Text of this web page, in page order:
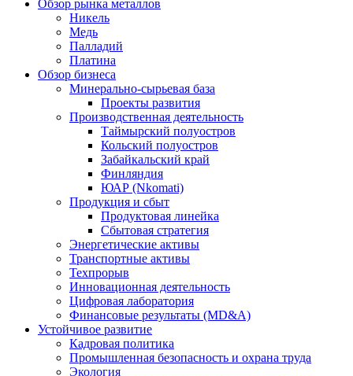
Обзор рынка металлов
Никель
Медь
Палладий
Платина
Обзор бизнеса
Минерально-сырьевая база
Проекты развития
Производственная деятельность
Таймырский полуостров
Кольский полуостров
Забайкальский край
Финляндия
ЮАР (Nkomati)
Продукция и сбыт
Продуктовая линейка
Сбытовая стратегия
Энергетические активы
Транспортные активы
Техпрорыв
Инновационная деятельность
Цифровая лаборатория
Финансовые результаты (MD&A)
Устойчивое развитие
Кадровая политика
Промышленная безопасность и охрана труда
Экология